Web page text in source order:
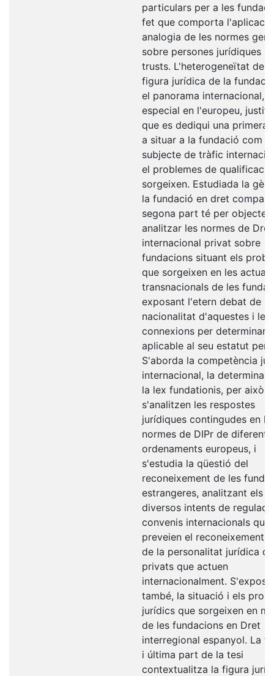
particulars per a les
fet que comporta
analogia de les normes
sobre persones jurídiques i
trusts. L'heterogeneïtat de
figura jurídica de la
el panorama internacional, i
especial en l'europeu,
que es dediqui una primera
a situar a la fundació com a
subjecte de tràfic
el problemes de
sorgeixen. Estudiada la
la fundació en dret
segona part té per objecte
analitzar les normes de Dret
internacional privat sobre
fundacions situant els
que sorgeixen en les
transnacionals de les
exposant l'etern debat de la
nacionalitat d'aquestes i les
connexions per determinar
aplicable al seu estatut
S'aborda la competència
internacional, la
la lex fundationis, per això
s'analitzen les respostes
jurídiques contingudes en
normes de DIPr de diferents
ordenaments europeus, i
s'estudia la qüestió del
reconeixement de les
estrangeres, analitzant els
diversos intents de
convenis internacionals que
preveien el reconeixement
de la personalitat jurídica
privats que actuen
internacionalment. S'exposa,
també, la situació i els
jurídics que sorgeixen en
de les fundacions en Dret
interregional espanyol. La
i última part de la tesi
contextualitza la figura